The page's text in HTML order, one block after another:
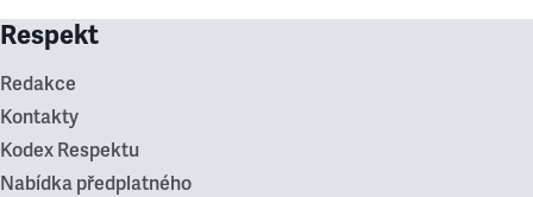
Respekt
Redakce
Kontakty
Kodex Respektu
Nabídka předplatného